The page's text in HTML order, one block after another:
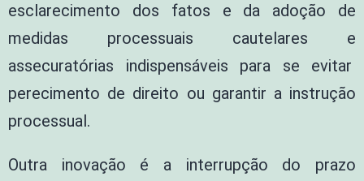
esclarecimento dos fatos e da adoção de
medidas processuais cautelares e
assecuratórias indispensáveis para se evitar
perecimento de direito ou garantir a instrução
processual.
Outra inovação é a interrupção do prazo